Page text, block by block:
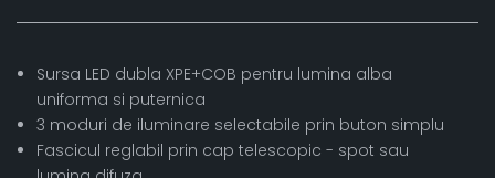
Sursa LED dubla XPE+COB pentru lumina alba
uniforma si puternica
3 moduri de iluminare selectabile prin buton simplu
Fascicul reglabil prin cap telescopic - spot sau